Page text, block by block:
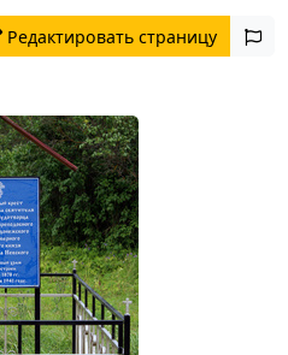
Редактировать страницу